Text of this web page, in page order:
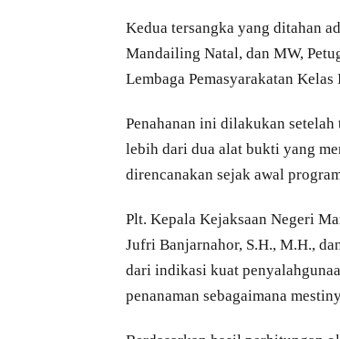
Kedua tersangka yang ditahan
Mandailing Natal, dan MW,
Lembaga Pemasyarakatan
Penahanan ini dilakukan
lebih dari dua alat bukti yang
direncanakan sejak awal
Plt. Kepala Kejaksaan Negeri
Jufri Banjarnahor, S.H., M.H.,
dari indikasi kuat
penanaman sebagaimana